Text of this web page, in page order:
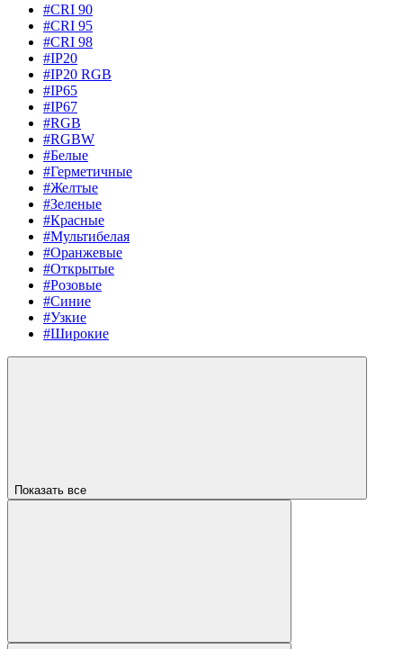
#CRI 90
#CRI 95
#CRI 98
#IP20
#IP20 RGB
#IP65
#IP67
#RGB
#RGBW
#Белые
#Герметичные
#Желтые
#Зеленые
#Красные
#Мультибелая
#Оранжевые
#Открытые
#Розовые
#Синие
#Узкие
#Широкие
Показать все